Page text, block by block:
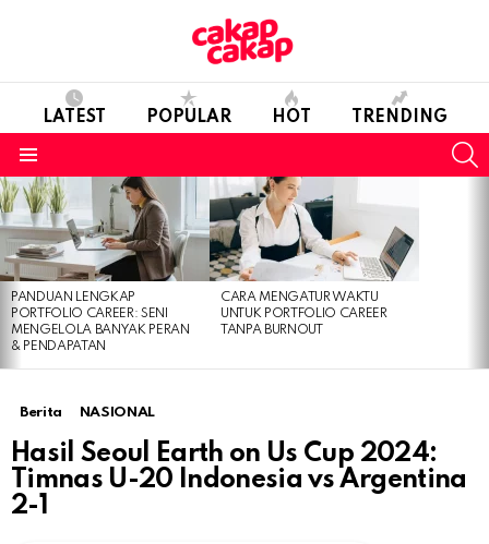
LATEST POPULAR HOT TRENDING
LATEST
STORIES
PANDUAN LENGKAP
PORTFOLIO CAREER: SENI
MENGELOLA BANYAK PERAN
& PENDAPATAN
CARA MENGATUR WAKTU
UNTUK PORTFOLIO CAREER
TANPA BURNOUT
Berita NASIONAL
Hasil Seoul Earth on Us Cup 2024:
Timnas U-20 Indonesia vs Argentina
2-1